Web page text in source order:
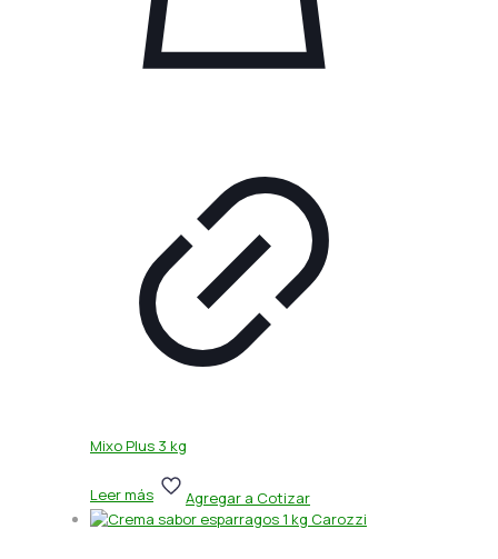
Mixo Plus 3 kg
Leer más Agregar a Cotizar